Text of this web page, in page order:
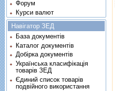
Форум
Курси валют
Навігатор ЗЕД
База документів
Каталог документів
Добірка документів
Українська класифікація
товарів ЗЕД
Єдиний список товарів
подвійного використання